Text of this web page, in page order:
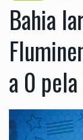
Bahia
a 0